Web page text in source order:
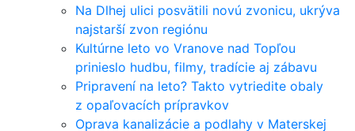
Na Dlhej ulici posvätili novú zvonicu, ukrýva
najstarší zvon regiónu
Kultúrne leto vo Vranove nad Topľou
prinieslo hudbu, filmy, tradície aj zábavu
Pripravení na leto? Takto vytriedite obaly
z opaľovacích prípravkov
Oprava kanalizácie a podlahy v Materskej